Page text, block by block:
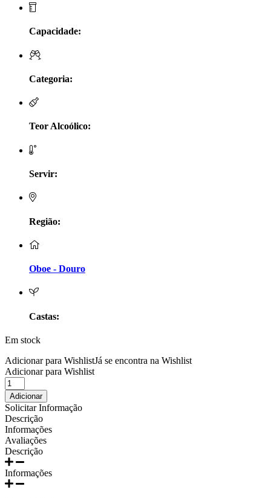
Marcio Em Campo - Tejo
Prats e Symington Family
Quinta da Curia - Bairrada
Quinta das Bágeiras Bairrada
Capacidade:
Categoria:
Teor Alcoólico:
Servir:
Região:
Oboe - Douro
Castas:
Em stock
Adicionar para WishlistJá se encontra na Wishlist
Adicionar para Wishlist
Quantidade
de
Oboe
Branco
Rabigato
2021
750ml
Adicionar
Solicitar Informação
Descrição
Informações
Avaliações
Descrição
Informações